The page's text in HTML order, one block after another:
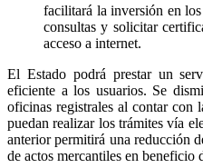
facilitará la inversión en
consultas y solicitar
acceso a internet.
El Estado podrá prestar un
eficiente a los usuarios. Se
oficinas registrales al contar con
puedan realizar los trámites vía
anterior permitirá una reducción
de actos mercantiles en beneficio